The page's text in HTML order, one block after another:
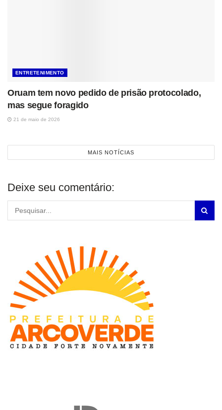
ENTRETENIMENTO
Oruam tem novo pedido de prisão protocolado,
mas segue foragido
21 de maio de 2026
MAIS NOTÍCIAS
Deixe seu comentário: